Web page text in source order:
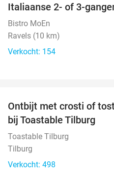
Italiaanse 2- of 3-
Bistro MoEn
Ravels (10 km)
Verkocht: 154
Ontbijt met crosti of
bij Toastable Tilburg
Toastable Tilburg
Tilburg
Verkocht: 498